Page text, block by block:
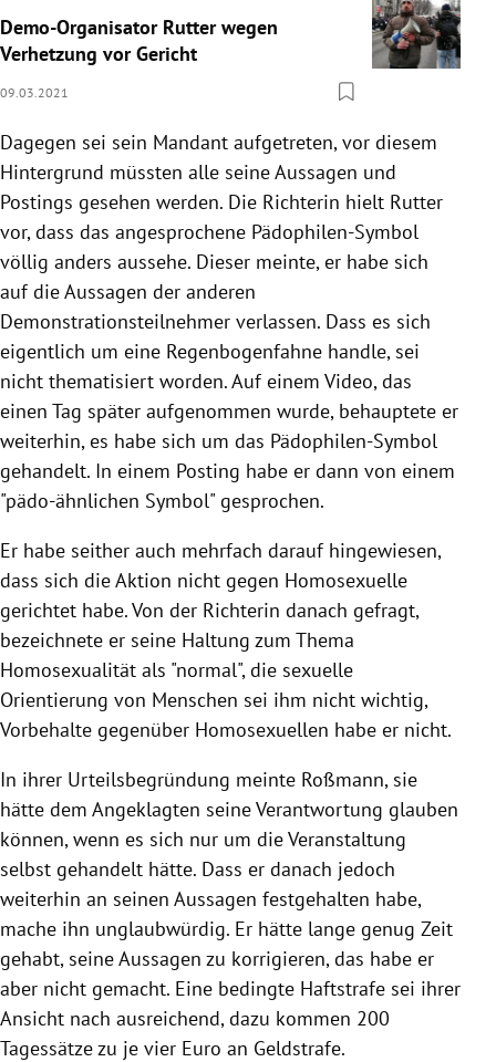
Demo-Organisator Rutter wegen
Verhetzung vor Gericht
09.03.2021
Dagegen sei sein Mandant aufgetreten, vor diesem
Hintergrund müssten alle seine Aussagen und
Postings gesehen werden. Die Richterin hielt Rutter
vor, dass das angesprochene Pädophilen-Symbol
völlig anders aussehe. Dieser meinte, er habe sich
auf die Aussagen der anderen
Demonstrationsteilnehmer verlassen. Dass es sich
eigentlich um eine Regenbogenfahne handle, sei
nicht thematisiert worden. Auf einem Video, das
einen Tag später aufgenommen wurde, behauptete er
weiterhin, es habe sich um das Pädophilen-Symbol
gehandelt. In einem Posting habe er dann von einem
"pädo-ähnlichen Symbol" gesprochen.
Er habe seither auch mehrfach darauf hingewiesen,
dass sich die Aktion nicht gegen Homosexuelle
gerichtet habe. Von der Richterin danach gefragt,
bezeichnete er seine Haltung zum Thema
Homosexualität als "normal", die sexuelle
Orientierung von Menschen sei ihm nicht wichtig,
Vorbehalte gegenüber Homosexuellen habe er nicht.
In ihrer Urteilsbegründung meinte Roßmann, sie
hätte dem Angeklagten seine Verantwortung glauben
können, wenn es sich nur um die Veranstaltung
selbst gehandelt hätte. Dass er danach jedoch
weiterhin an seinen Aussagen festgehalten habe,
mache ihn unglaubwürdig. Er hätte lange genug Zeit
gehabt, seine Aussagen zu korrigieren, das habe er
aber nicht gemacht. Eine bedingte Haftstrafe sei ihrer
Ansicht nach ausreichend, dazu kommen 200
Tagessätze zu je vier Euro an Geldstrafe.